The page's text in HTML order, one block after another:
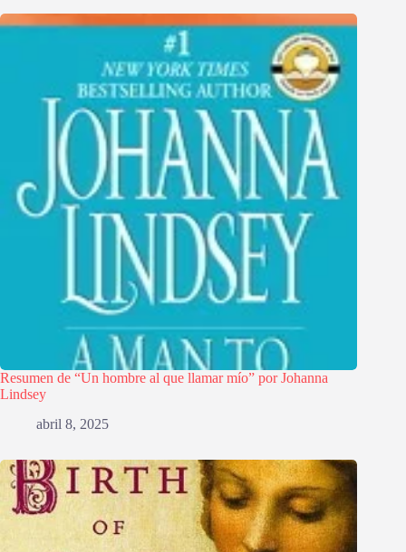
Resumen de “Un hombre al que llamar mío” por Johanna
Lindsey
abril 8, 2025